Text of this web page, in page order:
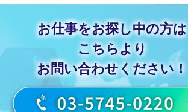
お仕事をお探し中の方は
こちらより
お問い合わせください！